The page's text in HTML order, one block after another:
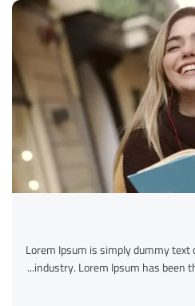
Lorem Ipsum is simply dummy
industry. Lorem Ipsum has been